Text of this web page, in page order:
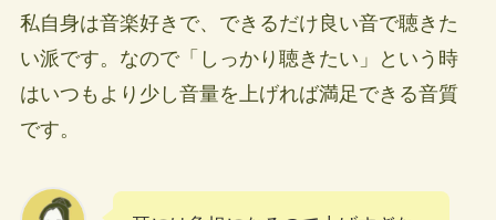
私自身は音楽好きで、できるだけ良い音で聴きた
い派です。なので「しっかり聴きたい」という時
はいつもより少し音量を上げれば満足できる音質
です。